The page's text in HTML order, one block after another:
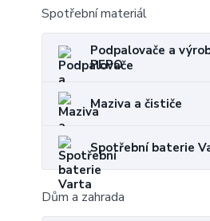
Spotřební materiál
Podpalovače a
PEPO
Maziva a čističe
Spotřební baterie
Dům a zahrada